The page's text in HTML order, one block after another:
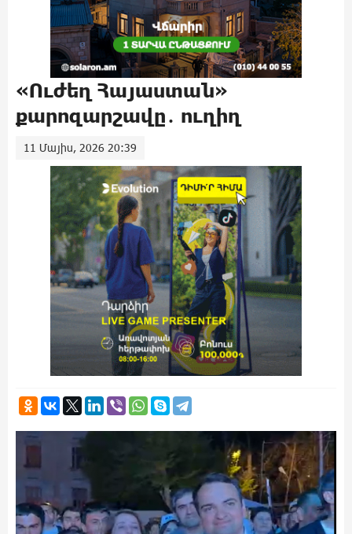
«Ուժեղ Հայաստան»
քարոզարշավը․ ուղիղ
11 Մայիս, 2026 20:39